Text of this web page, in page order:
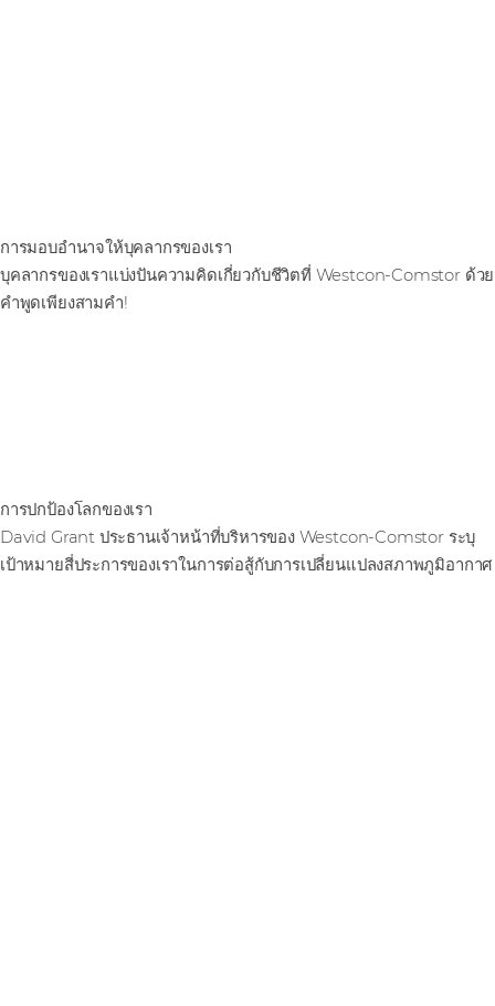
การมอบอํานาจให้บุคลากรของเรา
บุคลากรของเราแบ่งปันความคิดเกี่ยวกับชีวิตที่ Westcon-Comstor ด้วย
คําพูดเพียงสามคํา!
การปกป้องโลกของเรา
David Grant ประธานเจ้าหน้าที่บริหารของ Westcon-Comstor ระบุ
เป้าหมายสี่ประการของเราในการต่อสู้กับการเปลี่ยนแปลงสภาพภูมิอากาศ